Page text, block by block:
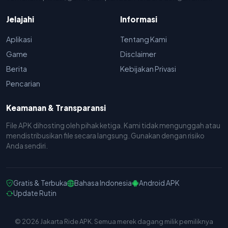
Jelajahi
Aplikasi
Game
Berita
Pencarian
Informasi
Tentang Kami
Disclaimer
Kebijakan Privasi
Keamanan & Transparansi
File APK dihosting oleh pihak ketiga. Kami tidak mengunggah atau
mendistribusikan file secara langsung. Gunakan dengan risiko
Anda sendiri.
Gratis & Terbuka Bahasa Indonesia
Android APK
Update Rutin
© 2026 Jakarta Ride APK. Semua merek dagang milik pemiliknya